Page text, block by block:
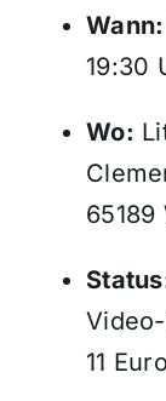
Wann:
19:30
Wo:
65189
11